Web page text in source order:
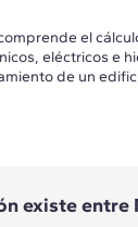
el
eléctricos e
de un
existe entre